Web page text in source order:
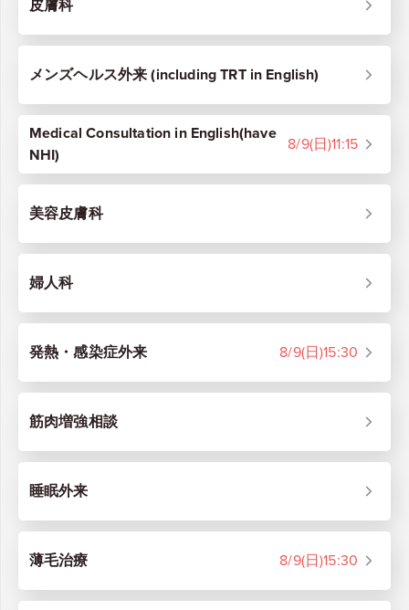
皮膚科
メンズヘルス外来 (including TRT in English)
Medical Consultation in English(have
NHI)
8/9(日)11:15
美容皮膚科
婦人科
発熱・感染症外来 8/9(日)15:30
筋肉増強相談
睡眠外来
薄毛治療 8/9(日)15:30